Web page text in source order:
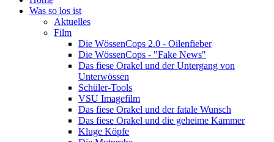
Was so los ist
Aktuelles
Film
Die WössenCops 2.0 - Oilenfieber
Die WössenCops - "Fake News"
Das fiese Orakel und der Untergang von
Unterwössen
Schüler-Tools
VSU Imagefilm
Das fiese Orakel und der fatale Wunsch
Das fiese Orakel und die geheime Kammer
Kluge Köpfe